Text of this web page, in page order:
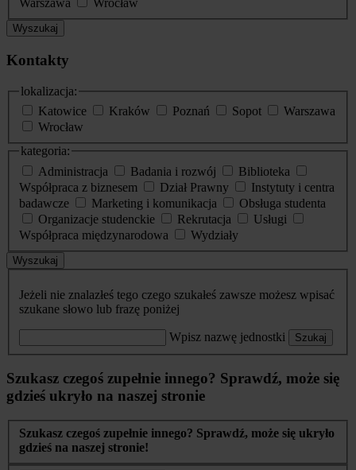
Warszawa
Wrocław
Wyszukaj
Kontakty
lokalizacja:
Katowice
Kraków Poznań Sopot
Warszawa
Wrocław
kategoria:
Administracja
Badania i rozwój
Biblioteka
Współpraca z biznesem
Dział Prawny
Instytuty i centra
badawcze
Marketing i komunikacja
Obsługa studenta
Organizacje studenckie
Rekrutacja
Usługi
Współpraca międzynarodowa
Wydziały
Wyszukaj
Jeżeli nie znalazłeś tego czego szukałeś zawsze możesz wpisać
szukane słowo lub frazę poniżej
Wpisz nazwę jednostki Szukaj
Szukasz czegoś zupełnie innego? Sprawdź, może się
gdzieś ukryło na naszej stronie
Szukasz czegoś zupełnie innego? Sprawdź, może się ukryło
gdzieś na naszej stronie!